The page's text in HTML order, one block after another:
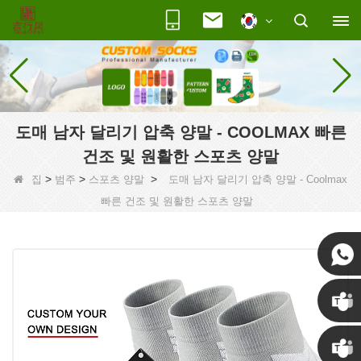
도매 남자 달리기 압축 양말 - COOLMAX 빠른
건조 및 원활한 스포츠 양말
집 > 범주 > 스포츠 양말 >
도매 남자 달리기 압축 양말 - Coolmax
빠른 건조 및 원활한 스포츠 양말
Susan